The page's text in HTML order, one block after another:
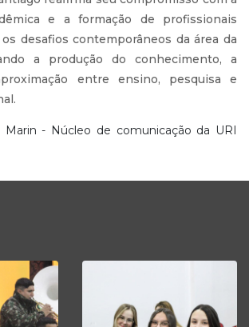
e a formação de profissionais
desafios contemporâneos da área da
a produção do conhecimento, a
entre ensino, pesquisa e
Marin - Núcleo de comunicação da URI